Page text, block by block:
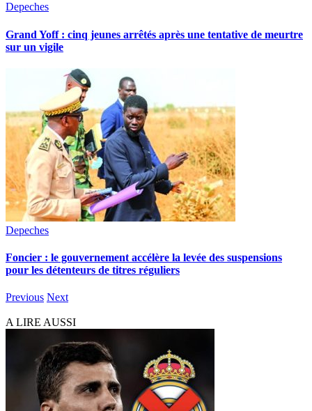
Depeches
Grand Yoff : cinq jeunes arrêtés après une tentative de meurtre
sur un vigile
Depeches
Foncier : le gouvernement accélère la levée des suspensions
pour les détenteurs de titres réguliers
Previous Next
A LIRE AUSSI